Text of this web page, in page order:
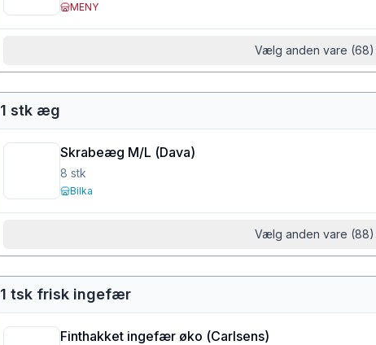
MENY
Vælg anden vare (68)
1 stk æg
Skrabeæg M/L (Dava)
8 stk
Bilka
Vælg anden vare (88)
1 tsk frisk ingefær
Finthakket ingefær øko (Carlsens)